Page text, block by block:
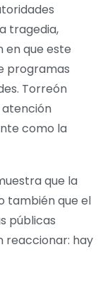
tragedia,
en que este
programas
Torreón
como la
que la
también que el
públicas
reaccionar: hay